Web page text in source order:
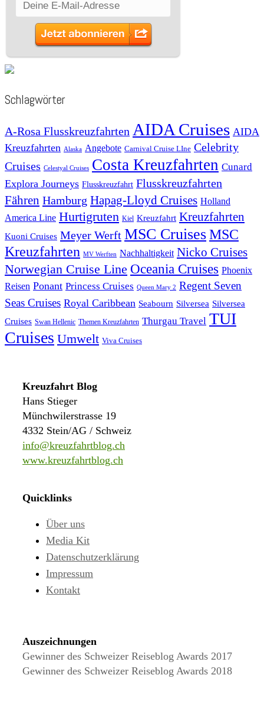
Schlagwörter
A-Rosa Flusskreuzfahrten AIDA Cruises AIDA
Kreuzfahrten
Alaska Angebote Carnival Cruise LIne Celebrity
Cruises Celestyal Cruises Costa Kreuzfahrten Cunard
Explora Journeys Flusskreuzfahrt Flusskreuzfahrten
Fähren Hamburg Hapag-Lloyd Cruises Holland
America Line Hurtigruten Kiel Kreuzfahrt Kreuzfahrten
Kuoni Cruises Meyer Werft MSC CruisesMSC
Kreuzfahrten MV Werften Nachhaltigkeit Nicko Cruises
Norwegian Cruise Line Oceania Cruises Phoenix
Reisen Ponant Princess Cruises Queen Mary 2 Regent Seven
Seas Cruises Royal Caribbean Seabourn Silversea Silversea
Cruises Swan Hellenic Themen Kreuzfahrten Thurgau Travel TUI
Cruises Umwelt Viva Cruises
Kreuzfahrt Blog
Hans Stieger
Münchwilerstrasse 19
4332 Stein/AG / Schweiz
info@kreuzfahrtblog.ch
www.kreuzfahrtblog.ch
Quicklinks
Über uns
Media Kit
Datenschutzerklärung
Impressum
Kontakt
Auszeichnungen
Gewinner des Schweizer Reiseblog Awards 2017
Gewinner des Schweizer Reiseblog Awards 2018